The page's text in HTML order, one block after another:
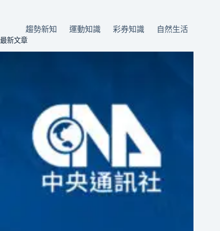
趨勢新知 運動知識 彩券知識 自然生活
最新文章